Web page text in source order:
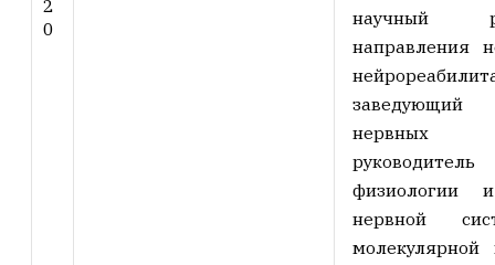
2
0
научный
направления
нервных
физиологии
нервной